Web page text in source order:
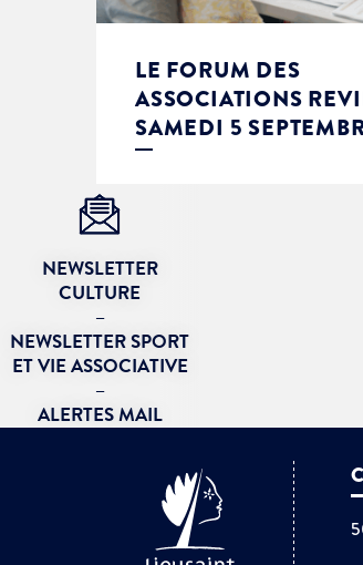
LE FORUM DES
ASSOCIATIONS
SAMEDI 5
NEWSLETTER
CULTURE
–
NEWSLETTER SPORT
ET VIE ASSOCIATIVE
–
ALERTES MAIL